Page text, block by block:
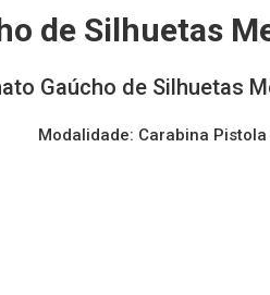
de Silhuetas
Gaúcho de Silhuetas
Modalidade: Carabina Pistola